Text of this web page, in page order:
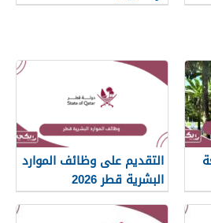
التقديم على وظائف الموارد
البشرية قطر 2026